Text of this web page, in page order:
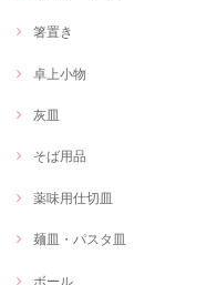
箸置き
卓上小物
灰皿
そば用品
薬味用仕切皿
麺皿・パスタ皿
ボール